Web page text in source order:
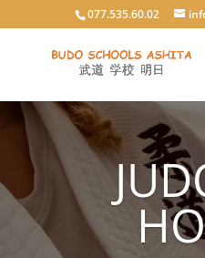
077.535.60.02